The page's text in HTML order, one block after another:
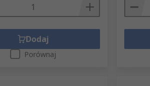
Dodaj
Porównaj